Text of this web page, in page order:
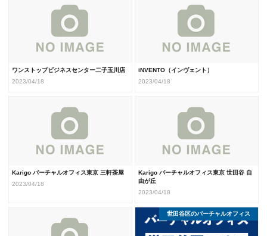
ワンストップビジネスセンター二子玉川店
2023/04/18
iNVENTO（インヴェント）
2023/04/18
Karigo バーチャルオフィス東京 三軒茶屋
2023/04/18
Karigo バーチャルオフィス東京 世田谷 自
由が丘
2023/04/18
東京のバーチャルオフィス
バーチャルオフィスまとめ
世田谷区のバーチャルオフィス